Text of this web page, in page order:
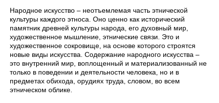
Народное искусство – неотъемлемая часть этнической
культуры каждого этноса. Оно ценно как исторический
памятник древней культуры народа, его духовный мир,
художественное мышление, этнические связи. Это и
художественное сокровище, на основе которого строятся
новые виды искусства. Содержание народного искусства –
это внутренний мир, воплощенный и материализованный не
только в поведении и деятельности человека, но и в
предметах обихода, орудиях труда, словом, во всем
этническом облике.